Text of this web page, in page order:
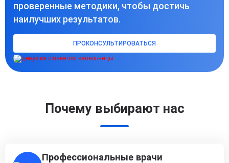
проверенные методики, чтобы достичь
наилучших результатов.
ПРОКОНСУЛЬТИРОВАТЬСЯ
Почему выбирают нас
Профессиональные врачи